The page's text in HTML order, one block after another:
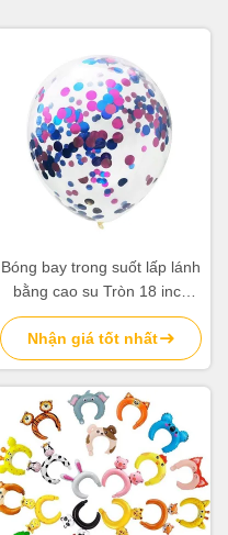
Bóng bay trong suốt lấp lánh
bằng cao su Tròn 18 inch
Bong bóng hoa giấy
Nhận giá tốt nhất